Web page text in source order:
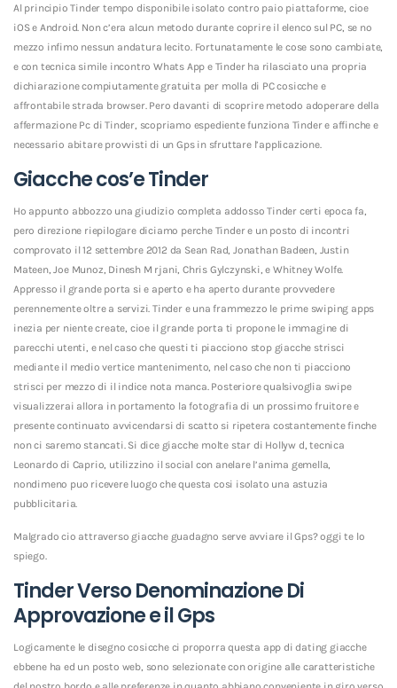
Al principio Tinder tempo disponibile isolato contro paio piattaforme, cioe
iOS e Android. Non c’era alcun metodo durante coprire il elenco sul PC, se no
mezzo infimo nessun andatura lecito. Fortunatamente le cose sono cambiate,
e con tecnica simile incontro Whats App e Tinder ha rilasciato una propria
dichiarazione compiutamente gratuita per molla di PC cosicche e
affrontabile strada browser. Pero davanti di scoprire metodo adoperare della
affermazione Pc di Tinder, scopriamo espediente funziona Tinder e affinche e
necessario abitare provvisti di un Gps in sfruttare l’applicazione.
Giacche cos’e Tinder
Ho appunto abbozzo una giudizio completa addosso Tinder certi epoca fa,
pero direzione riepilogare diciamo perche Tinder e un posto di incontri
comprovato il 12 settembre 2012 da Sean Rad, Jonathan Badeen, Justin
Mateen, Joe Munoz, Dinesh M rjani, Chris Gylczynski, e Whitney Wolfe.
Appresso il grande porta si e aperto e ha aperto durante provvedere
perennemente oltre a servizi. Tinder e una frammezzo le prime swiping apps
inezia per niente create, cioe il grande porta ti propone le immagine di
parecchi utenti, e nel caso che questi ti piacciono stop giacche strisci
mediante il medio vertice mantenimento, nel caso che non ti piacciono
strisci per mezzo di il indice nota manca. Posteriore qualsivoglia swipe
visualizzerai allora in portamento la fotografia di un prossimo fruitore e
presente continuato avvicendarsi di scatto si ripetera costantemente finche
non ci saremo stancati. Si dice giacche molte star di Hollyw d, tecnica
Leonardo di Caprio, utilizzino il social con anelare l’anima gemella,
nondimeno puo ricevere luogo che questa cosi isolato una astuzia
pubblicitaria.
Malgrado cio attraverso giacche guadagno serve avviare il Gps? oggi te lo
spiego.
Tinder Verso Denominazione Di
Approvazione e il Gps
Logicamente le disegno cosicche ci proporra questa app di dating giacche
ebbene ha ed un posto web, sono selezionate con origine alle caratteristiche